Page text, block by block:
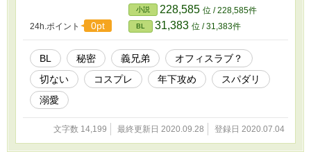
と、伊月先輩……山中伊月(やまなかいつき)が協
力してくれることになる。 救世主により２時間
で終わらせた俺が自宅に帰るが、そこにいたの
は－ー。 そして、俺とナオちゃんには秘密があ
るんだ。
24h.ポイント 0pt
小説 228,585 位 / 228,585件
BL 31,383 位 / 31,383件
BL 秘密 義兄弟
オフィスラブ？
切ない
コスプレ 年下攻め
スパダリ
溺愛
文字数 14,199 最終更新日 2020.09.28 登録日 2020.07.04